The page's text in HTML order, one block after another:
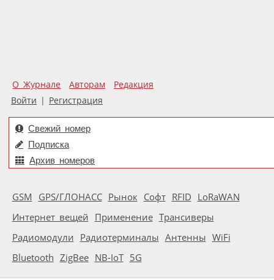
О Журнале Авторам
Редакция
Войти | Регистрация
Свежий номер
Подписка
Архив номеров
GSM GPS/ГЛОНАСС Рынок Софт RFID LoRaWAN
Интернет вещей Применение Трансиверы
Радиомодули Радиотерминалы Антенны WiFi
Bluetooth ZigBee NB-IoT 5G